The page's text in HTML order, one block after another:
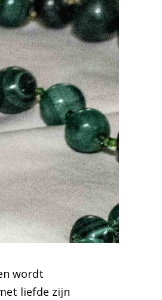
wordt
liefde zijn